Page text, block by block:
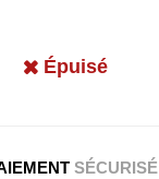
Épuisé
SÉCURISÉ